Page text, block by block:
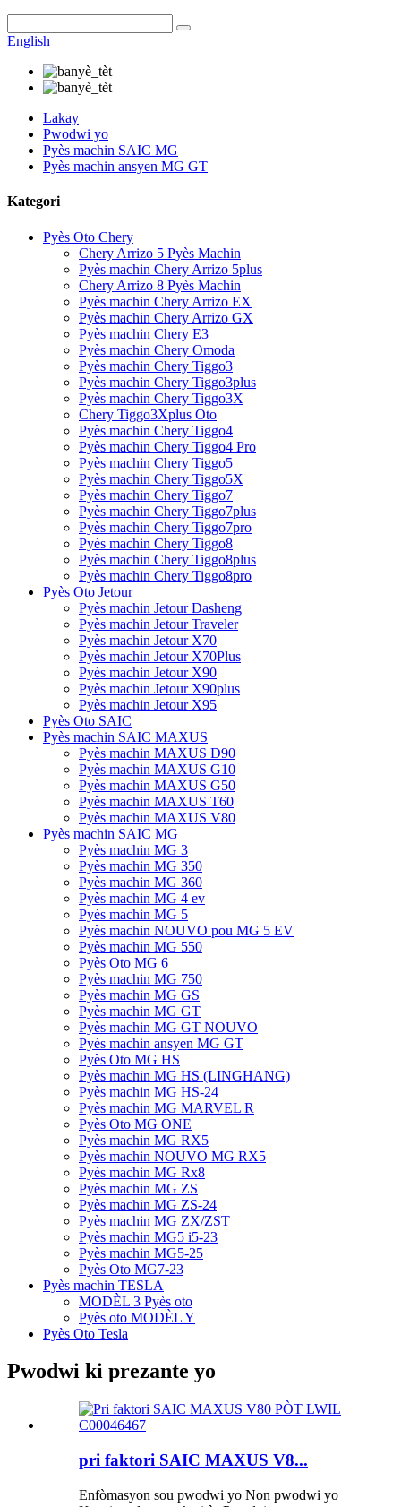
English
Lakay
Pwodwi yo
Pyès machin SAIC MG
Pyès machin ansyen MG GT
Kategori
Pyès Oto Chery
Chery Arrizo 5 Pyès Machin
Pyès machin Chery Arrizo 5plus
Chery Arrizo 8 Pyès Machin
Pyès machin Chery Arrizo EX
Pyès machin Chery Arrizo GX
Pyès machin Chery E3
Pyès machin Chery Omoda
Pyès machin Chery Tiggo3
Pyès machin Chery Tiggo3plus
Pyès machin Chery Tiggo3X
Chery Tiggo3Xplus Oto
Pyès machin Chery Tiggo4
Pyès machin Chery Tiggo4 Pro
Pyès machin Chery Tiggo5
Pyès machin Chery Tiggo5X
Pyès machin Chery Tiggo7
Pyès machin Chery Tiggo7plus
Pyès machin Chery Tiggo7pro
Pyès machin Chery Tiggo8
Pyès machin Chery Tiggo8plus
Pyès machin Chery Tiggo8pro
Pyès Oto Jetour
Pyès machin Jetour Dasheng
Pyès machin Jetour Traveler
Pyès machin Jetour X70
Pyès machin Jetour X70Plus
Pyès machin Jetour X90
Pyès machin Jetour X90plus
Pyès machin Jetour X95
Pyès Oto SAIC
Pyès machin SAIC MAXUS
Pyès machin MAXUS D90
Pyès machin MAXUS G10
Pyès machin MAXUS G50
Pyès machin MAXUS T60
Pyès machin MAXUS V80
Pyès machin SAIC MG
Pyès machin MG 3
Pyès machin MG 350
Pyès machin MG 360
Pyès machin MG 4 ev
Pyès machin MG 5
Pyès machin NOUVO pou MG 5 EV
Pyès machin MG 550
Pyès Oto MG 6
Pyès machin MG 750
Pyès machin MG GS
Pyès machin MG GT
Pyès machin MG GT NOUVO
Pyès machin ansyen MG GT
Pyès Oto MG HS
Pyès machin MG HS (LINGHANG)
Pyès machin MG HS-24
Pyès machin MG MARVEL R
Pyès Oto MG ONE
Pyès machin MG RX5
Pyès machin NOUVO MG RX5
Pyès machin MG Rx8
Pyès machin MG ZS
Pyès machin MG ZS-24
Pyès machin MG ZX/ZST
Pyès machin MG5 i5-23
Pyès machin MG5-25
Pyès Oto MG7-23
Pyès machin TESLA
MODÈL 3 Pyès oto
Pyès oto MODÈL Y
Pyès Oto Tesla
Pwodwi ki prezante yo
pri faktori SAIC MAXUS V8...
Enfòmasyon sou pwodwi yo Non pwodwi yo